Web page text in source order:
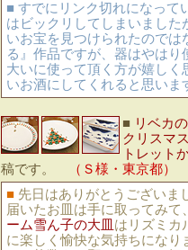
■ すでにリンク切れになって
はビックリしてしまいまし
いお宝を見つけられたので
る』作品ですが、器はやは
大いに使って頂く方が嬉し
いお酒にしてくれると思いま
■ リベカ
クリスマ
トレット
稿です。
（Ｓ様・東京都）
■ 先日はありがとうございま
届いたお皿は手に取ってみ
ーム雪ん子の大皿 はリズミカ
に楽しく愉快な気持ちにな